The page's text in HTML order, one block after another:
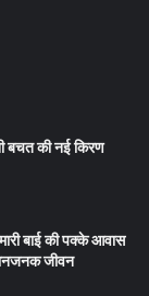
बचत की नई किरण
बाई की पक्के आवास
जीवन